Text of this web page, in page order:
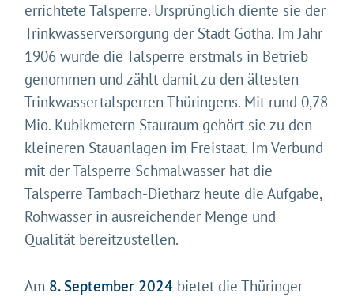
errichtete Talsperre. Ursprünglich diente sie der
Trinkwasserversorgung der Stadt Gotha. Im Jahr
1906 wurde die Talsperre erstmals in Betrieb
genommen und zählt damit zu den ältesten
Trinkwassertalsperren Thüringens. Mit rund 0,78
Mio. Kubikmetern Stauraum gehört sie zu den
kleineren Stauanlagen im Freistaat. Im Verbund
mit der Talsperre Schmalwasser hat die
Talsperre Tambach-Dietharz heute die Aufgabe,
Rohwasser in ausreichender Menge und
Qualität bereitzustellen.
Am 8. September 2024 bietet die Thüringer
Gleich geht's los!
Mit Ihrer Zustimmung möchten wir moderne Web-
Technologien auf unserer Website nutzen. Einige sind
essenziell, Youtube und Matomo helfen uns diese
Website und Ihr Erlebnis zu verbessern.
Impressum
Datenschutz